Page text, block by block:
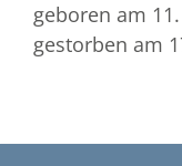
geboren am
gestorben am